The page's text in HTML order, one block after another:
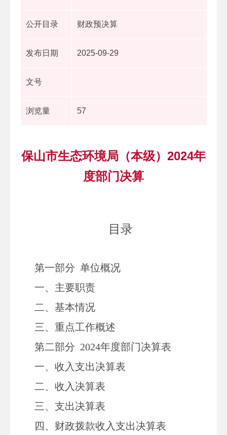
公开目录 财政预决算
发布日期 2025-09-29
文号
浏览量 57
保山市生态环境局（本级）2024年
度部门决算
目录
第一部分 单位概况
一、主要职责
二、 基本情况
三、重点工作概述
第二部分 2024年度部门决算表
一、收入支出决算表
二、收入决算表
三、支出决算表
四、财政拨款收入支出决算表